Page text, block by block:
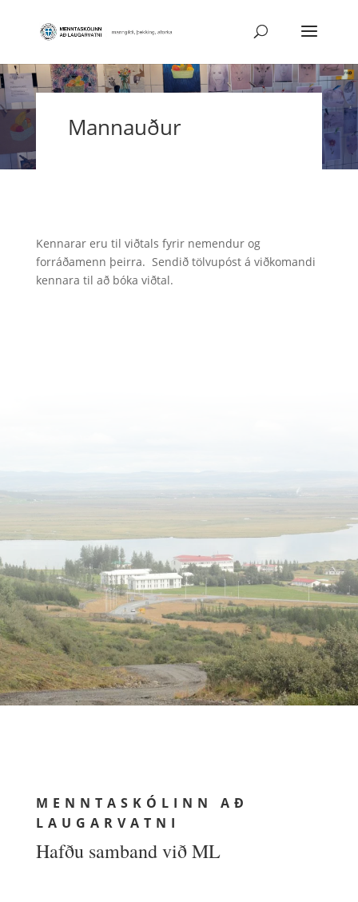
Mannauður
Kennarar eru til viðtals fyrir nemendur og
forráðamenn þeirra. Sendið tölvupóst á viðkomandi
kennara til að bóka viðtal.
MENNTASKÓLINN AÐ
LAUGARVATNI
Hafðu samband við ML